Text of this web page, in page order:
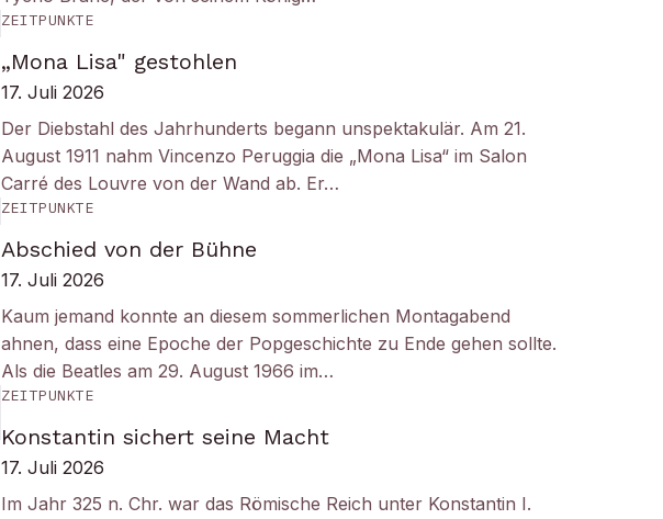
ZEITPUNKTE
„Mona Lisa" gestohlen
17. Juli 2026
Der Diebstahl des Jahrhunderts begann unspektakulär. Am 21.
August 1911 nahm Vincenzo Peruggia die „Mona Lisa“ im Salon
Carré des Louvre von der Wand ab. Er…
ZEITPUNKTE
Abschied von der Bühne
17. Juli 2026
Kaum jemand konnte an diesem sommerlichen Montagabend
ahnen, dass eine Epoche der Popgeschichte zu Ende gehen sollte.
Als die Beatles am 29. August 1966 im…
ZEITPUNKTE
Konstantin sichert seine Macht
17. Juli 2026
Im Jahr 325 n. Chr. war das Römische Reich unter Konstantin I.